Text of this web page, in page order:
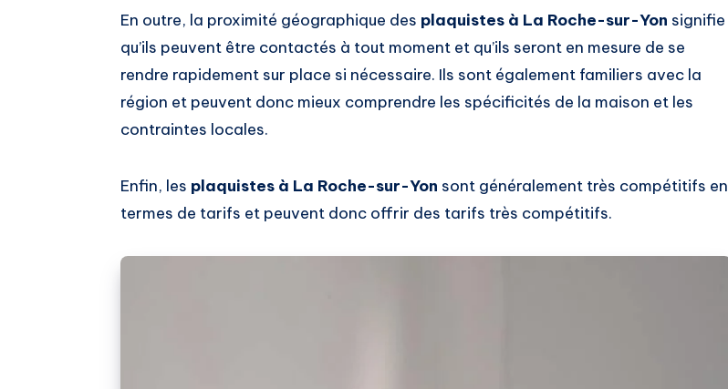
En outre, la proximité géographique des plaquistes à La Roche-sur-Yon signifie
qu’ils peuvent être contactés à tout moment et qu’ils seront en mesure de se
rendre rapidement sur place si nécessaire. Ils sont également familiers avec la
région et peuvent donc mieux comprendre les spécificités de la maison et les
contraintes locales.
Enfin, les plaquistes à La Roche-sur-Yon sont généralement très compétitifs en
termes de tarifs et peuvent donc offrir des tarifs très compétitifs.